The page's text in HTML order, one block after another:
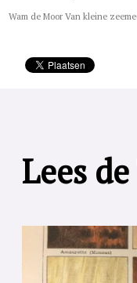
Wam de Moor Van kleine
Lees